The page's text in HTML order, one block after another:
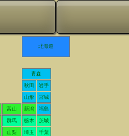
北海道
青森
秋田 岩手
山形 宮城
富山 新潟 福島
群馬 栃木 茨城
山梨 埼玉 千葉